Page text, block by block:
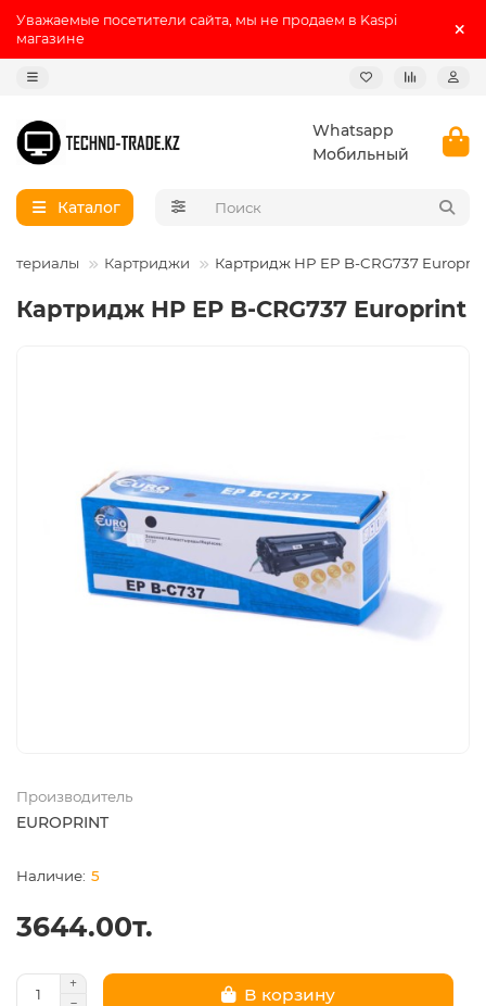
Уважаемые посетители сайта, мы не продаем в Kaspi
магазине
Whatsapp
Мобильный
Каталог
Картриджи Картридж HP EP B-CRG737
Картридж HP EP B-CRG737 Europrint
Производитель
EUROPRINT
5
3644.00т.
В корзину